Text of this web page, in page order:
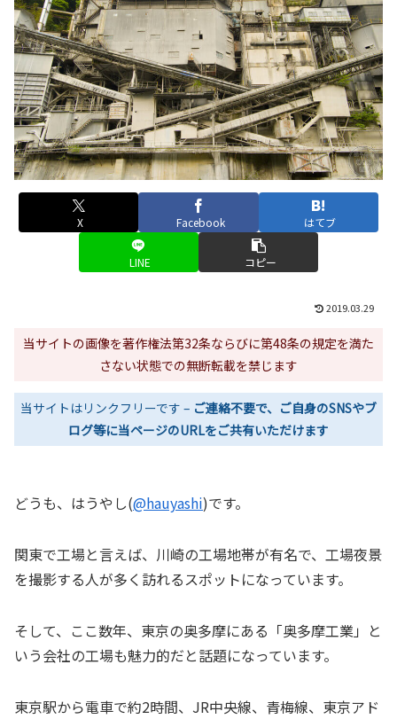
X Facebook はてブ
LINE コピー
2019.03.29
当サイトの画像を著作権法第32条ならびに第48条の規定を満た
さない状態での無断転載を禁じます
当サイトはリンクフリーです – ご連絡不要で、ご自身のSNSやブ
ログ等に当ページのURLをご共有いただけます
どうも、はうやし(@hauyashi)です。
関東で工場と言えば、川崎の工場地帯が有名で、工場夜景
を撮影する人が多く訪れるスポットになっています。
そして、ここ数年、東京の奥多摩にある「奥多摩工業」と
いう会社の工場も魅力的だと話題になっています。
東京駅から電車で約2時間、JR中央線、青梅線、東京アド